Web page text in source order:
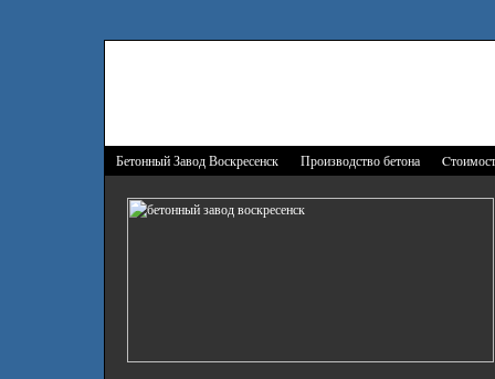
Бетонный Завод Воскресенск Производство бетона